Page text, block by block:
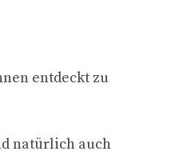
entdeckt zu
natürlich auch